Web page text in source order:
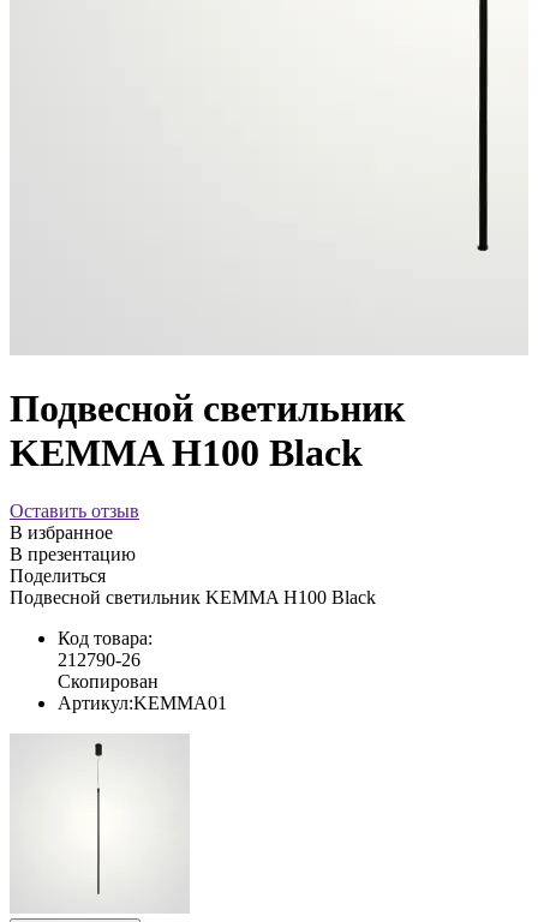
Подвесной светильник
KEMMA H100 Black
Оставить отзыв
В избранное
В презентацию
Поделиться
Подвесной светильник KEMMA H100 Black
Код товара:
212790-26
Скопирован
Артикул:KEMMA01